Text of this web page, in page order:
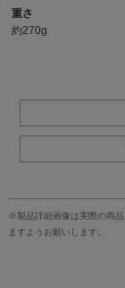
重さ
約270g
※製品詳細画像は実際の商
ますようお願いします。